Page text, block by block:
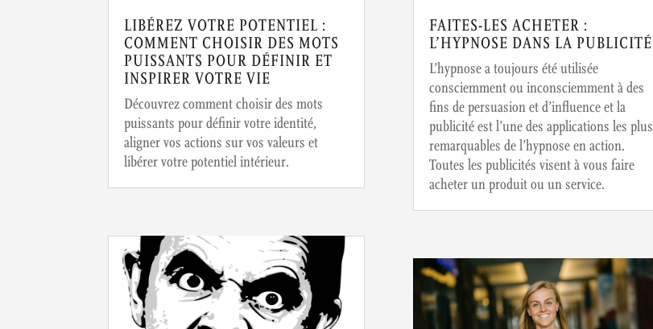
LIBÉREZ VOTRE POTENTIEL :
COMMENT CHOISIR DES MOTS
PUISSANTS POUR DÉFINIR ET
INSPIRER VOTRE VIE
Découvrez comment choisir des mots
puissants pour définir votre identité,
aligner vos actions sur vos valeurs et
libérer votre potentiel intérieur.
FAITES-LES ACHETER :
L’HYPNOSE DANS LA PUBLICITÉ
L’hypnose a toujours été utilisée
consciemment ou inconsciemment à des
fins de persuasion et d’influence et la
publicité est l’une des applications les plus
remarquables de l’hypnose en action.
Toutes les publicités visent à vous faire
acheter un produit ou un service.